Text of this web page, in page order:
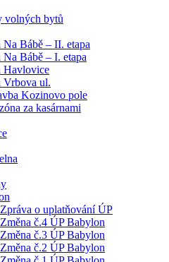
volných bytů
Na Bábě – II. etapa
Bábě – I. etapa
Havlovice
Vrbova ul.
Kozinovo pole
za kasárnami
Zpráva o uplatňování ÚP
Změna č.4 ÚP Babylon
Změna č.3 ÚP Babylon
Změna č.2 ÚP Babylon